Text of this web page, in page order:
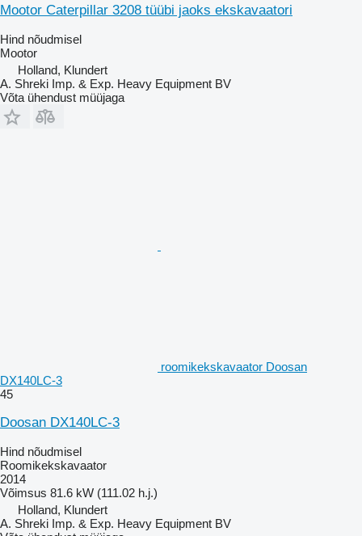
Mootor Caterpillar 3208 tüübi jaoks ekskavaatori
Hind nõudmisel
Mootor
Holland, Klundert
A. Shreki Imp. & Exp. Heavy Equipment BV
Võta ühendust müüjaga
roomikekskavaator Doosan
DX140LC-3
45
Doosan DX140LC-3
Hind nõudmisel
Roomikekskavaator
2014
Võimsus 81.6 kW (111.02 h.j.)
Holland, Klundert
A. Shreki Imp. & Exp. Heavy Equipment BV